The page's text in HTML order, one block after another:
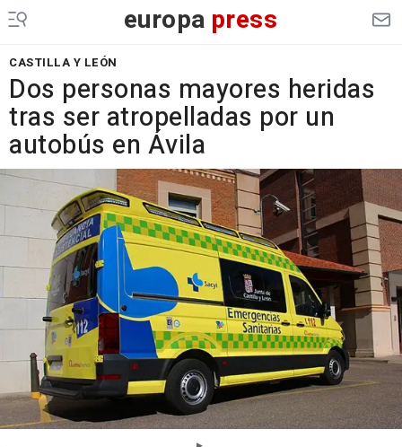
europa press
CASTILLA Y LEÓN
Dos personas mayores heridas
tras ser atropelladas por un
autobús en Ávila